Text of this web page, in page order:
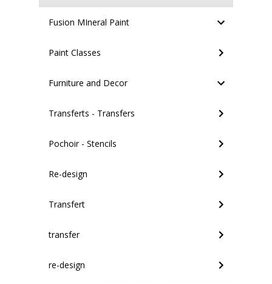
Fusion MIneral Paint
Paint Classes
Furniture and Decor
Transferts - Transfers
Pochoir - Stencils
Re-design
Transfert
transfer
re-design